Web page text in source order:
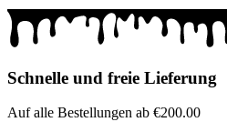
Schnelle und freie Lieferung
Auf alle Bestellungen ab €200.00